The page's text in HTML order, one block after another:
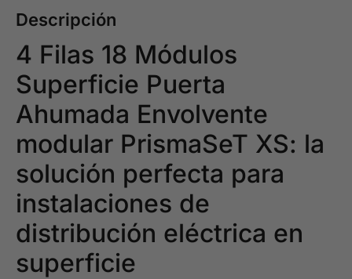
Descripción
4 Filas 18 Módulos
Superficie Puerta
Ahumada Envolvente
modular PrismaSeT XS: la
solución perfecta para
instalaciones de
distribución eléctrica en
superficie